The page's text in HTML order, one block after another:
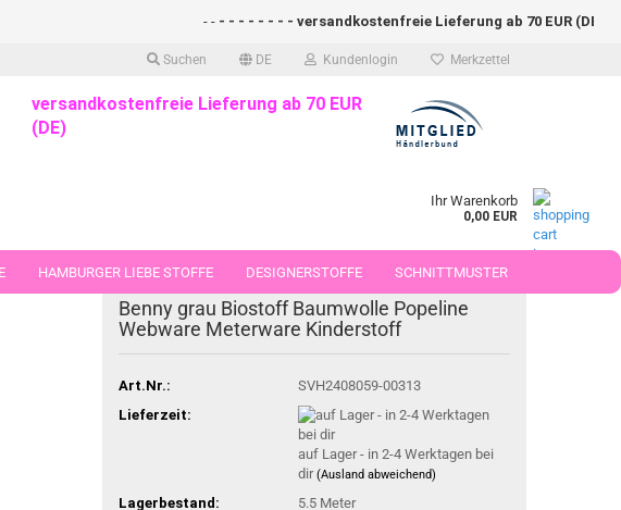
Suchen DE Kundenlogin Merkzettel
- - - - - - - - versandkostenfreie Lieferung ab 70 EUR (DE)-
Suche...versandkostenfreie Lieferung ab 70 EUR
(DE)
Ihr Warenkorb
0,00 EUR
HAMBURGER LIEBE STOFFE DESIGNERSTOFFE SCHNITTMUSTER
VON 25 UND 50 CMBenny grau Biostoff Baumwolle Popeline
Webware Meterware Kinderstoff
Art.Nr.:
SVH2408059-00313
Lieferzeit:
auf Lager - in 2-4 Werktagen bei
dir(Ausland abweichend)
Lagerbestand: 5.5 Meter